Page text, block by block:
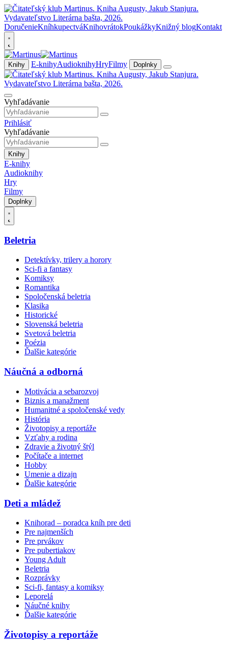
DoručenieKníhkupectváKnihovrátokPoukážkyKnižný blogKontakt
Knihy E-knihyAudioknihyHryFilmy Doplnky
Vyhľadávanie
Prihlásiť
Vyhľadávanie
Knihy
E-knihy
Audioknihy
Hry
Filmy
Doplnky
Beletria
Detektívky, trilery a horory
Sci-fi a fantasy
Komiksy
Romantika
Spoločenská beletria
Klasika
Historické
Slovenská beletria
Svetová beletria
Poézia
Ďalšie kategórie
Náučná a odborná
Motivácia a sebarozvoj
Biznis a manažment
Humanitné a spoločenské vedy
História
Životopisy a reportáže
Vzťahy a rodina
Zdravie a životný štýl
Počítače a internet
Hobby
Umenie a dizajn
Ďalšie kategórie
Deti a mládež
Knihorad – poradca kníh pre deti
Pre najmenších
Pre prvákov
Pre pubertiakov
Young Adult
Beletria
Rozprávky
Sci-fi, fantasy a komiksy
Leporelá
Náučné knihy
Ďalšie kategórie
Životopisy a reportáže